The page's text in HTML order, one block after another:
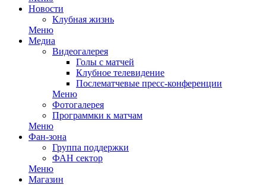
Новости
Клубная жизнь
Меню
Медиа
Видеогалерея
Голы с матчей
Клубное телевидение
Послематчевые пресс-конференции
Меню
Фотогалерея
Программки к матчам
Меню
Фан-зона
Группа поддержки
ФАН сектор
Меню
Магазин